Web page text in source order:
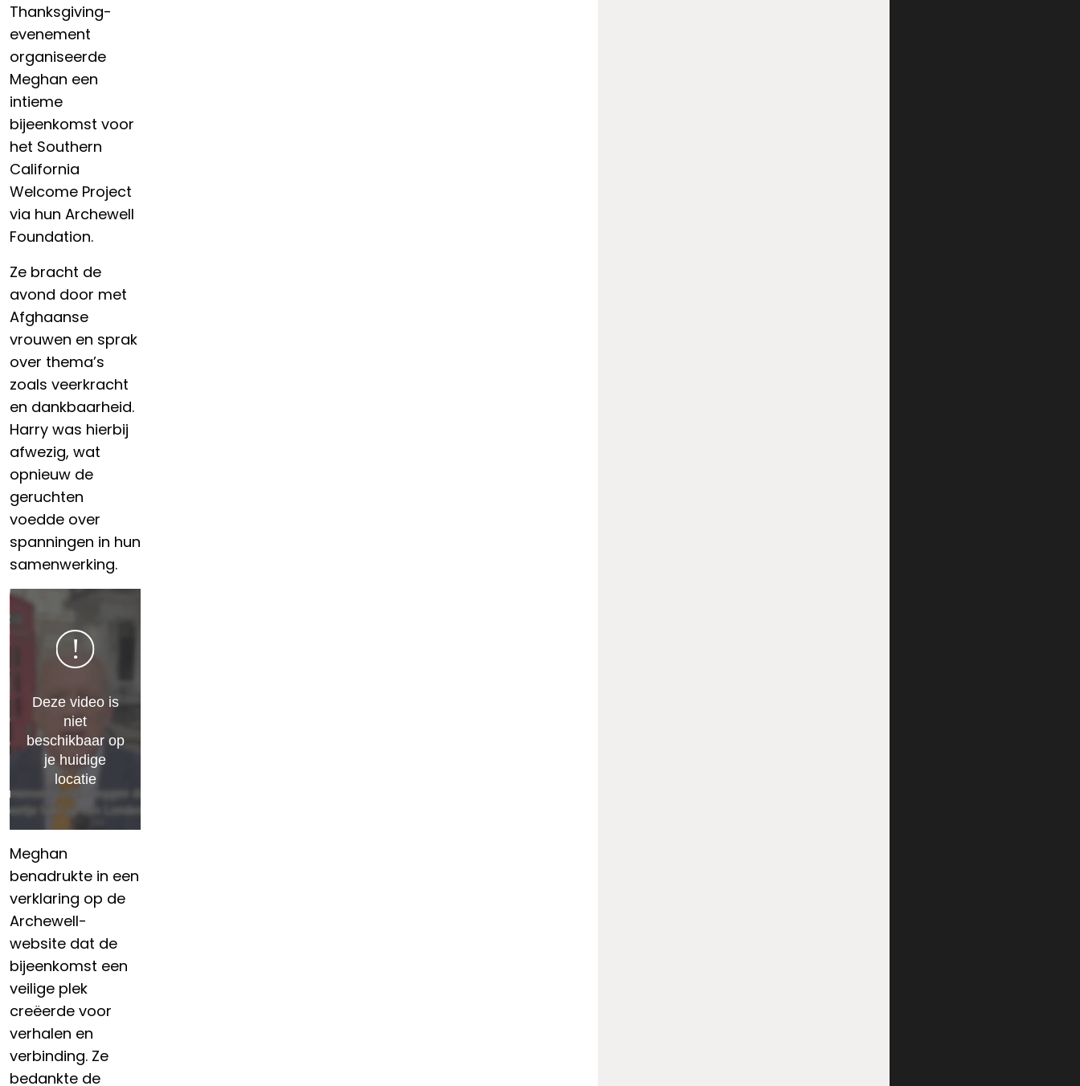
Thanksgiving-
evenement
organiseerde
Meghan een
intieme
bijeenkomst voor
het Southern
California
Welcome Project
via hun Archewell
Foundation.
Ze bracht de
avond door met
Afghaanse
vrouwen en sprak
over thema’s
zoals veerkracht
en dankbaarheid.
Harry was hierbij
afwezig, wat
opnieuw de
geruchten
voedde over
spanningen in hun
samenwerking.
Meghan
benadrukte in een
verklaring op de
Archewell-
website dat de
bijeenkomst een
veilige plek
creëerde voor
verhalen en
verbinding. Ze
bedankte de